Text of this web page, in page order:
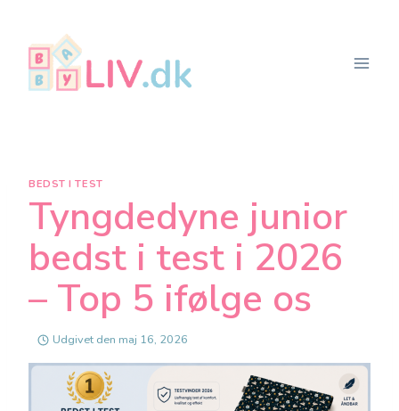
indhold
BEDST I TEST
Tyngdedyne junior
bedst i test i 2026
– Top 5 ifølge os
Udgivet den maj 16, 2026